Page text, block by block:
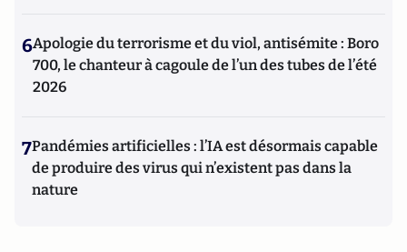
6Apologie du terrorisme et du viol, antisémite : Boro
700, le chanteur à cagoule de l’un des tubes de l’été
2026
7Pandémies artificielles : l’IA est désormais capable
de produire des virus qui n’existent pas dans la
nature